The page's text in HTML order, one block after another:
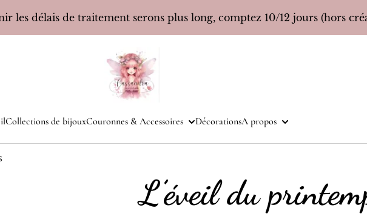
les délais de traitement serons plus long, comptez 10/12 jours (hors
Collections de bijouxCouronnes & Accessoires DécorationsA propos
L’éveil du